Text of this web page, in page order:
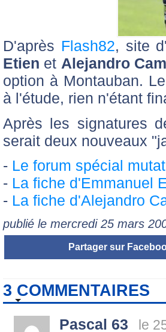
D'après Flash82, site
Etien et Alejandro
option à Montauban.
à l'étude, rien n'étant
Après les signatures
serait deux nouveaux
- Le forum spécial
- La fiche d'Emmanuel
- La fiche d'Alejandro
publié le mercredi 25 mars
Partager sur
3 COMMENTAIRES
Pascal 63 le